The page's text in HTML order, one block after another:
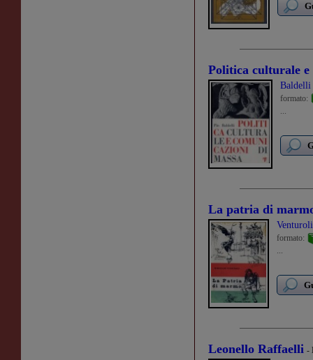
Politica culturale e
Baldelli
formato:
...
La patria di
formato:
...
Leonello Raffaelli -